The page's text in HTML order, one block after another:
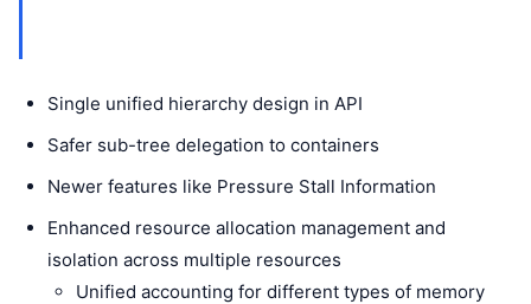
Single unified hierarchy design in API
Safer sub-tree delegation to containers
Newer features like Pressure Stall Information
Enhanced resource allocation management and
isolation across multiple resources
Unified accounting for different types of memory